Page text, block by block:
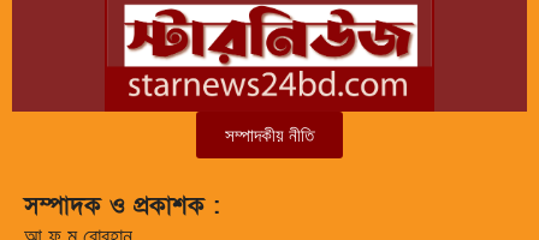
সম্পাদকীয় নীতি
সম্পাদক ও প্রকাশক :